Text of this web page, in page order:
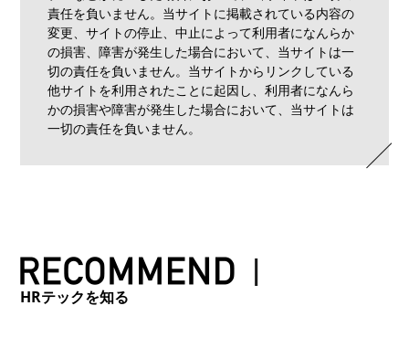
責任を負いません。当サイトに掲載されている内容の
変更、サイトの停止、中止によって利用者になんらか
の損害、障害が発生した場合において、当サイトは一
切の責任を負いません。当サイトからリンクしている
他サイトを利用されたことに起因し、利用者になんら
かの損害や障害が発生した場合において、当サイトは
一切の責任を負いません。
HRテックを知る